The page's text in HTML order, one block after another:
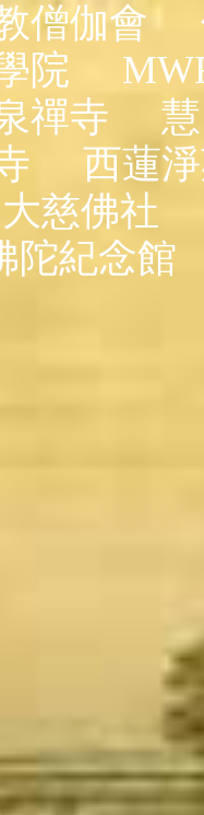
僧伽會
院
禪寺
西蓮
大慈佛社
陀紀念館